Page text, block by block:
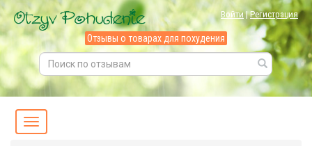
Войти|Регистрация
Отзывы о товарах для похудения